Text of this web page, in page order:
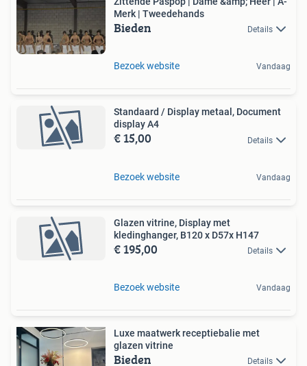
Merk | Tweedehands
Bieden Details
Bezoek website Vandaag
Standaard / Display metaal, Document
display A4
€ 15,00 Details
Bezoek website Vandaag
Glazen vitrine, Display met
kledinghanger, B120 x D57x H147
€ 195,00 Details
Bezoek website Vandaag
Luxe maatwerk receptiebalie met
glazen vitrine
Bieden Details